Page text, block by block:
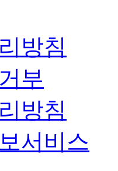
방침
부
방침
서비스